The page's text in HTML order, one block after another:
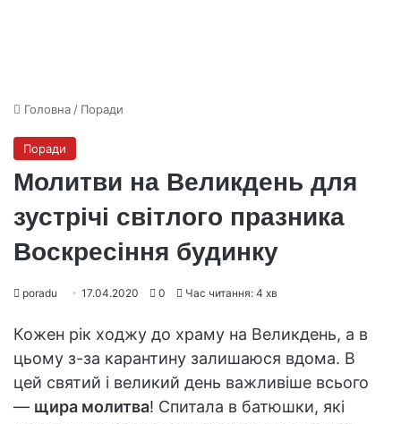
Головна / Поради
Поради
Молитви на Великдень для
зустрічі світлого празника
Воскресіння будинку
poradu 17.04.2020 0 Час читання: 4 хв
Кожен рік ходжу до храму на Великдень, а в
цьому з-за карантину залишаюся вдома. В
цей святий і великий день важливіше всього
— щира молитва! Спитала в батюшки, які